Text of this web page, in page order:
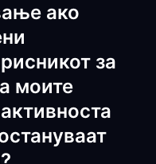
ако
за
моите